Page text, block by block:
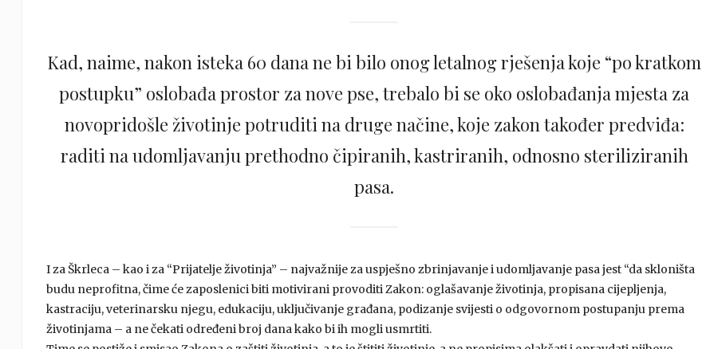
Kad, naime, nakon isteka 60 dana ne bi bilo onog letalnog rješenja koje “po kratkom
postupku” oslobađa prostor za nove pse, trebalo bi se oko oslobađanja mjesta za
novopridošle životinje potruditi na druge načine, koje zakon također predviđa:
raditi na udomljavanju prethodno čipiranih, kastriranih, odnosno steriliziranih
pasa.
I za Škrleca – kao i za “Prijatelje životinja” – najvažnije za uspješno zbrinjavanje i udomljavanje pasa jest “da skloništa
budu neprofitna, čime će zaposlenici biti motivirani provoditi Zakon: oglašavanje životinja, propisana cijepljenja,
kastraciju, veterinarsku njegu, edukaciju, uključivanje građana, podizanje svijesti o odgovornom postupanju prema
životinjama – a ne čekati određeni broj dana kako bi ih mogli usmrtiti.